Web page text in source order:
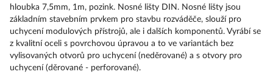
hloubka 7,5mm, 1m, pozink. Nosné lišty DIN. Nosné lišty jsou
základním stavebním prvkem pro stavbu rozváděče, slouží pro
uchycení modulových přístrojů, ale i dalších komponentů. Vyrábí se
z kvalitní oceli s povrchovou úpravou a to ve variantách bez
vylisovaných otvorů pro uchycení (neděrované) a s otvory pro
uchycení (děrované - perforované).